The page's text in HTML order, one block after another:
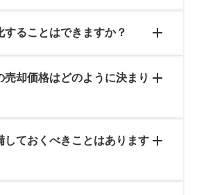
することはできますか？
売却価格はどのように決まり
しておくべきことはあります